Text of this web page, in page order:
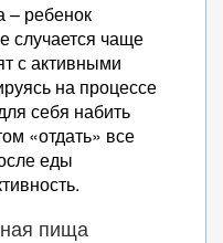
– ребенок
случается чаще
с активными
на процессе
себя набить
«отдать» все
еды
пища